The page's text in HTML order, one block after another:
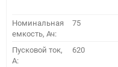
Номинальная
емкость, Ач:
75
Пусковой ток,
A:
620